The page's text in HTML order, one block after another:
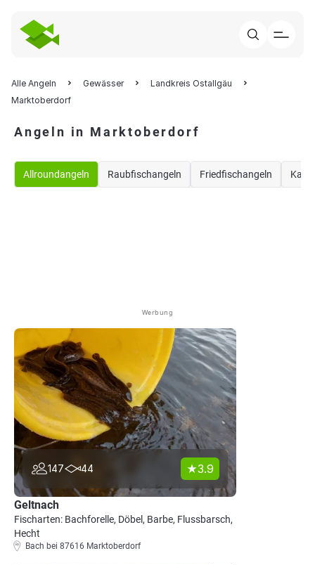
Alle Angeln Gewässer
Landkreis Ostallgäu
Marktoberdorf
Angeln in Marktoberdorf
Allroundangeln Raubfischangeln Friedfischangeln
Werbung
147 44 3.9
Geltnach
Fischarten: Bachforelle, Döbel, Barbe, Flussbarsch,
Hecht
Bach bei 87616 Marktoberdorf